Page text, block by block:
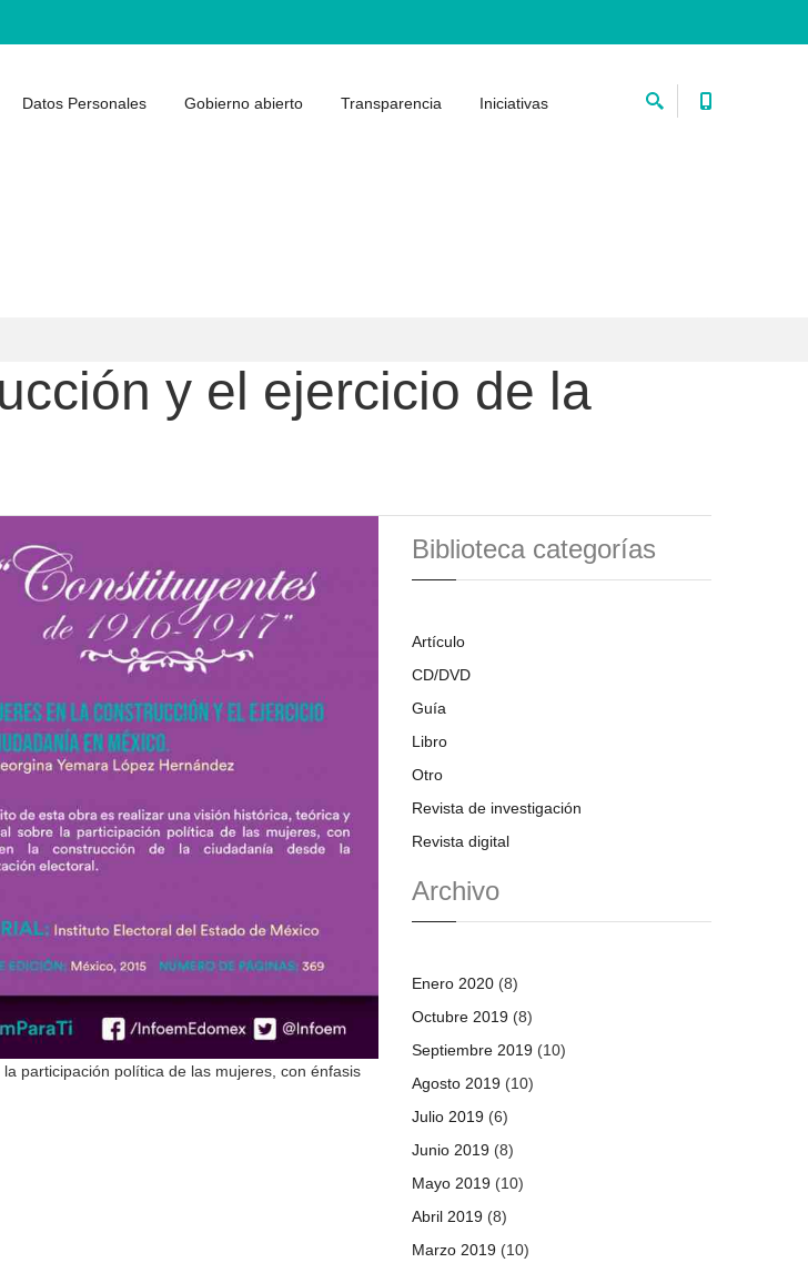
Datos Personales Gobierno abierto Transparencia Iniciativas
y el ejercicio de la
participación política de las mujeres, con énfasis
Biblioteca categorías
Artículo
CD/DVD
Guía
Libro
Otro
Revista de investigación
Revista digital
Archivo
Enero 2020 (8)
Octubre 2019 (8)
Septiembre 2019 (10)
Agosto 2019 (10)
Julio 2019 (6)
Junio 2019 (8)
Mayo 2019 (10)
Abril 2019 (8)
Marzo 2019 (10)